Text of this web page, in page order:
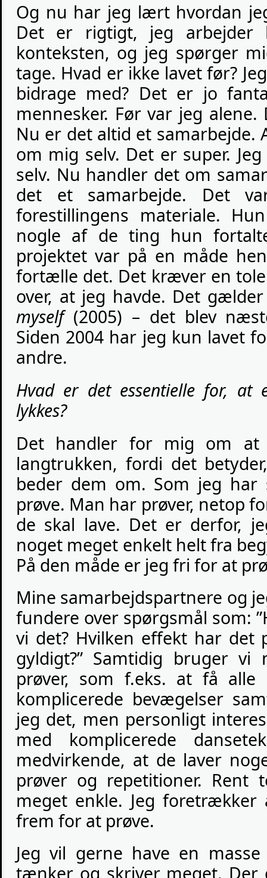
Og nu har jeg lært hvordan
Det er rigtigt, jeg arbejder
konteksten, og jeg spørger
tage. Hvad er ikke lavet før?
bidrage med? Det er jo
mennesker. Før var jeg
Nu er det altid et
om mig selv. Det er super.
selv. Nu handler det om
det et samarbejde. Det
forestillingens materiale.
nogle af de ting hun
projektet var på en måde
fortælle det. Det kræver en
over, at jeg havde. Det
myself(2005) – det blev
Siden 2004 har jeg kun lavet
andre.
Hvad er det essentielle for, at
lykkes?
Det handler for mig om at
langtrukken, fordi det
beder dem om. Som jeg
prøve. Man har prøver, netop
de skal lave. Det er derfor,
noget meget enkelt helt fra
På den måde er jeg fri for at
Mine samarbejdspartnere og
fundere over spørgsmål som:
vi det? Hvilken effekt har det
gyldigt?” Samtidig bruger
prøver, som f.eks. at få
komplicerede bevægelser
jeg det, men personligt
med komplicerede
medvirkende, at de laver
prøver og repetitioner. Rent
meget enkle. Jeg
frem for at prøve.
Jeg vil gerne have en
tænker og skriver meget. Der